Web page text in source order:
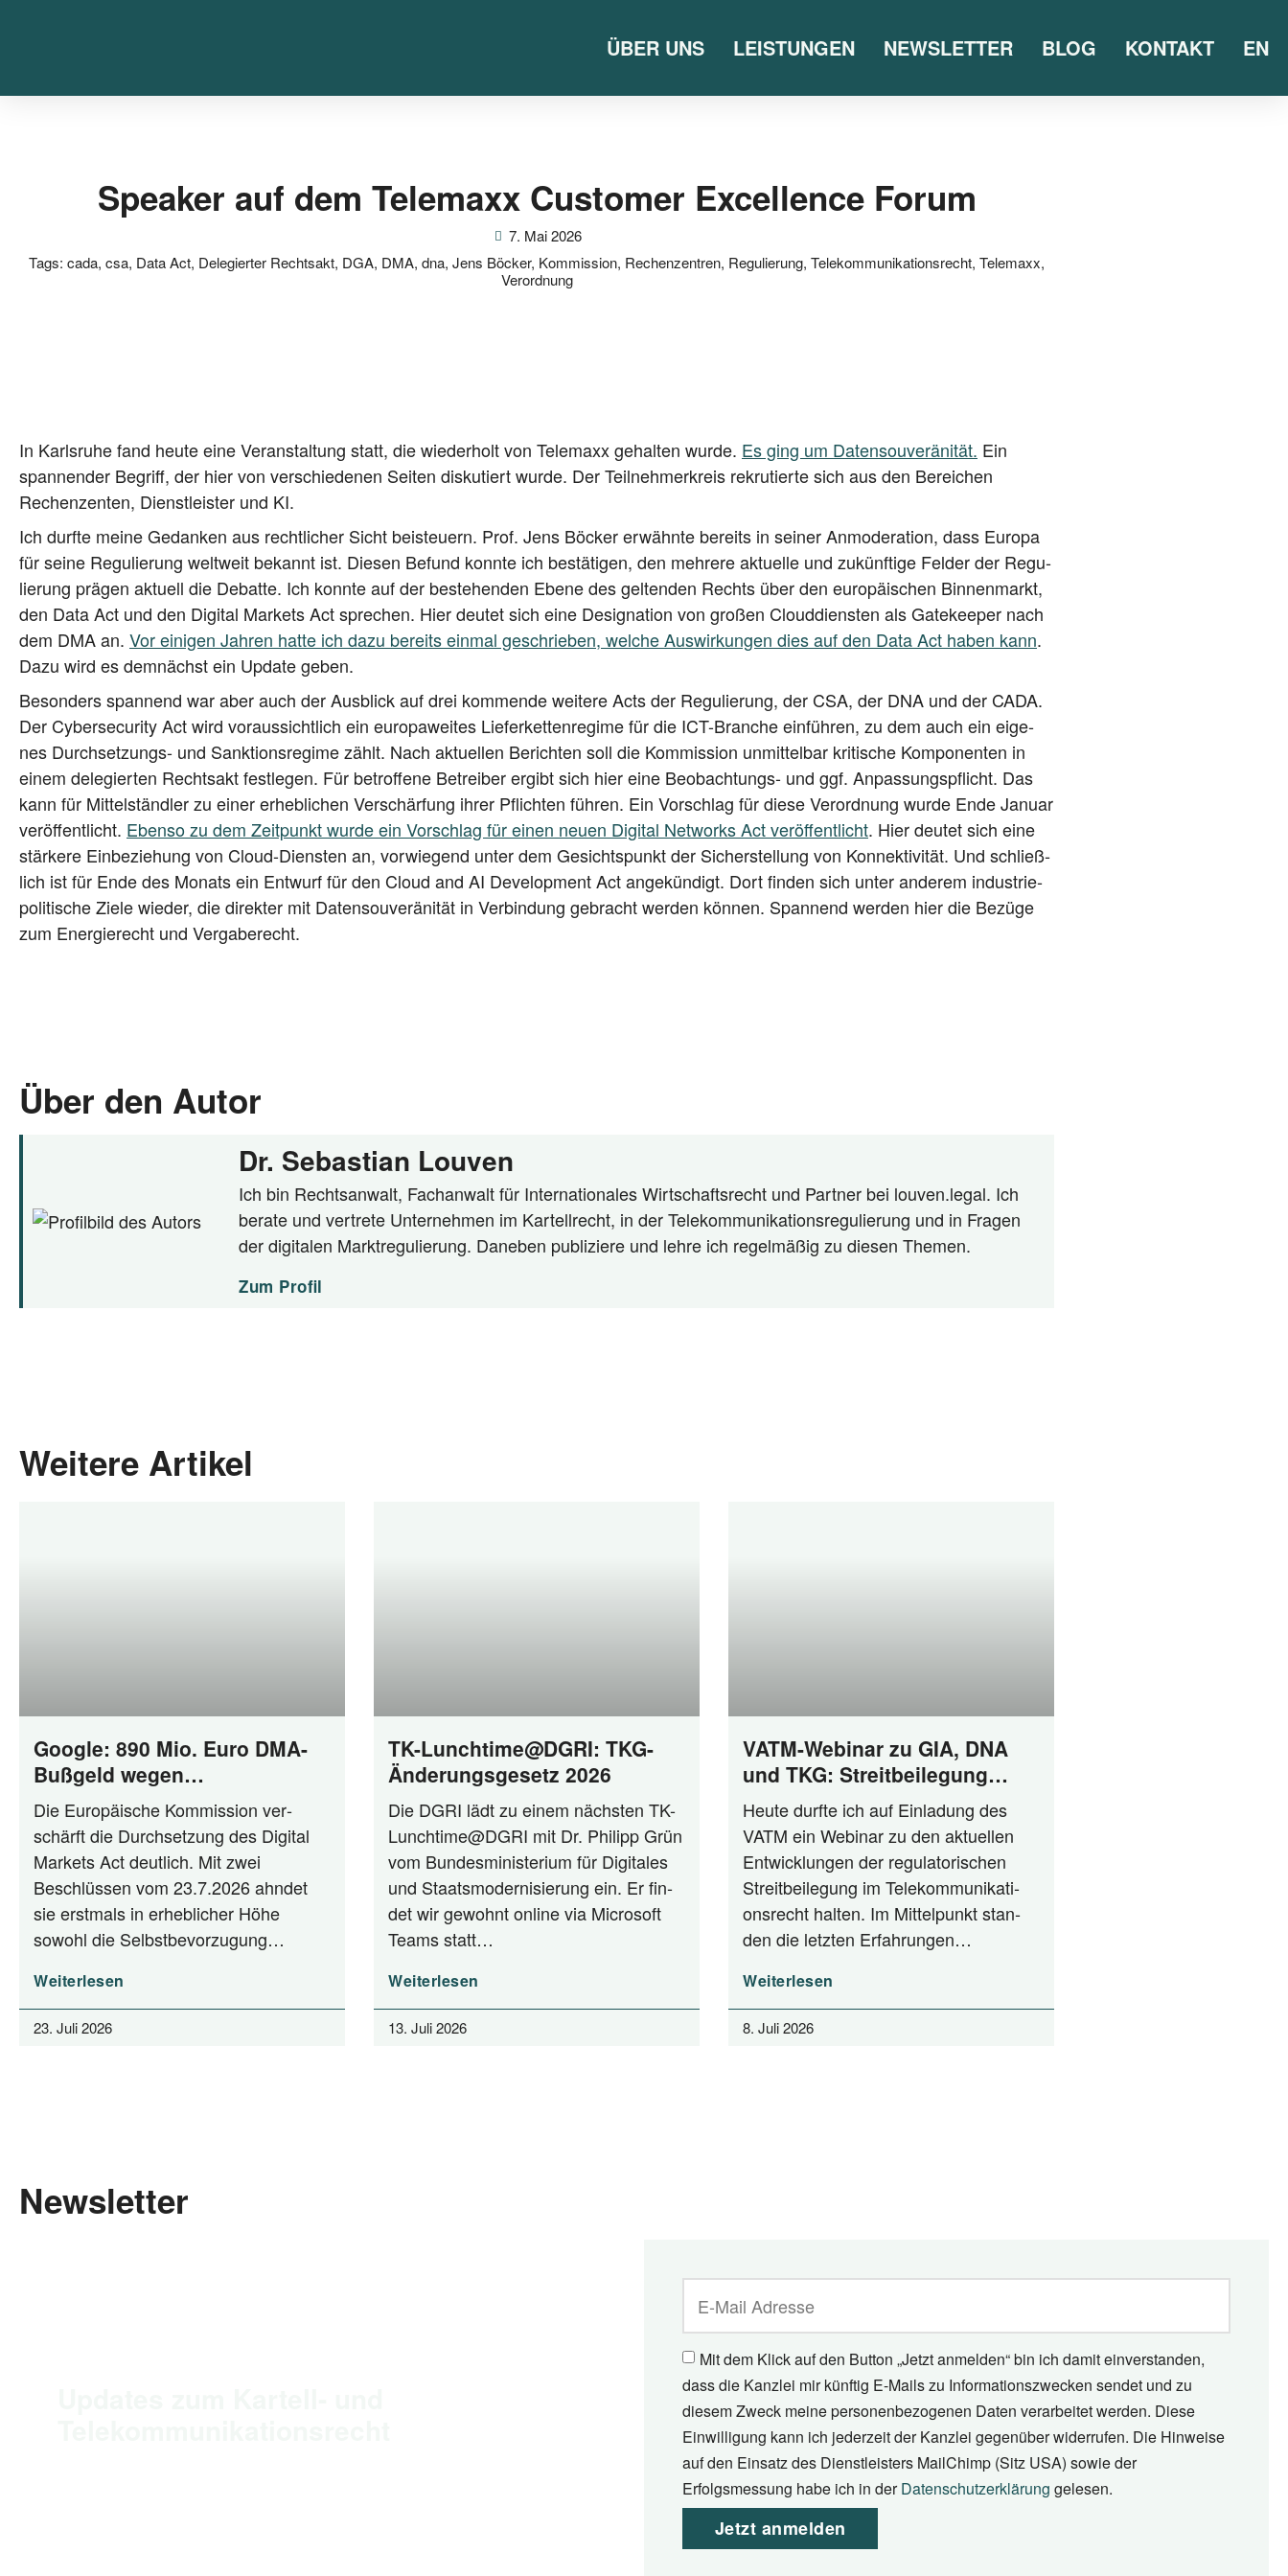
ÜBER UNS LEISTUNGEN NEWSLETTER BLOG KONTAKT EN
Speaker auf dem Telemaxx Customer Excellence Forum
7. Mai 2026
Tags: cada, csa, Data Act, Delegierter Rechtsakt, DGA, DMA, dna, Jens Böcker, Kommission, Rechenzentren, Regulierung, Telekommunikationsrecht, Telemaxx,
Verordnung
In Karls­ru­he fand heu­te eine Ver­an­stal­tung statt, die wie­der­holt von Tele­ma­xx gehal­ten wur­de. Es ging um Daten­sou­ve­rä­ni­tät. Ein
span­nen­der Begriff, der hier von ver­schie­de­nen Sei­ten dis­ku­tiert wur­de. Der Teil­neh­mer­kreis rekru­tier­te sich aus den Berei­chen
Rechen­zen­ten, Dienst­leis­ter und KI.
Ich durf­te mei­ne Gedan­ken aus recht­li­cher Sicht bei­steu­ern. Prof. Jens Böcker erwähn­te bereits in sei­ner Anmo­de­ra­ti­on, dass Euro­pa
für sei­ne Regu­lie­rung welt­weit bekannt ist. Die­sen Befund konn­te ich bestä­ti­gen, den meh­re­re aktu­el­le und zukünf­ti­ge Fel­der der Regu­
lie­rung prä­gen aktu­ell die Debat­te. Ich konn­te auf der bestehen­den Ebe­ne des gel­ten­den Rechts über den euro­päi­schen Bin­nen­markt,
den Data Act und den Digi­tal Mar­kets Act spre­chen. Hier deu­tet sich eine Desi­gna­ti­on von gro­ßen Cloud­diens­ten als Gate­kee­per nach
dem DMA an. Vor eini­gen Jah­ren hat­te ich dazu bereits ein­mal geschrie­ben, wel­che Aus­wir­kun­gen dies auf den Data Act haben kann.
Dazu wird es dem­nächst ein Update geben.
Beson­ders span­nend war aber auch der Aus­blick auf drei kom­men­de wei­te­re Acts der Regu­lie­rung, der CSA, der DNA und der CADA.
Der Cyber­se­cu­ri­ty Act wird vor­aus­sicht­lich ein euro­pa­wei­tes Lie­fer­ket­ten­re­gime für die ICT-Bran­che ein­füh­ren, zu dem auch ein eige­
nes Durch­set­zungs- und Sank­ti­ons­re­gime zählt. Nach aktu­el­len Berich­ten soll die Kom­mis­si­on unmit­tel­bar kri­ti­sche Kom­po­nen­ten in
einem dele­gier­ten Rechts­akt fest­le­gen. Für betrof­fe­ne Betrei­ber ergibt sich hier eine Beob­ach­tungs- und ggf. Anpas­sungs­pflicht. Das
kann für Mit­tel­ständ­ler zu einer erheb­li­chen Ver­schär­fung ihrer Pflich­ten füh­ren. Ein Vor­schlag für die­se Ver­ord­nung wur­de Ende Janu­ar
ver­öf­fent­licht. Eben­so zu dem Zeit­punkt wur­de ein Vor­schlag für einen neu­en Digi­tal Net­works Act ver­öf­fent­licht. Hier deu­tet sich eine
stär­ke­re Ein­be­zie­hung von Cloud-Diens­ten an, vor­wie­gend unter dem Gesichts­punkt der Sicher­stel­lung von Kon­nek­ti­vi­tät. Und schließ­
lich ist für Ende des Monats ein Ent­wurf für den Cloud and AI Deve­lo­p­ment Act ange­kün­digt. Dort fin­den sich unter ande­rem indus­trie­
po­li­ti­sche Zie­le wie­der, die direk­ter mit Daten­sou­ve­rä­ni­tät in Ver­bin­dung gebracht wer­den kön­nen. Span­nend wer­den hier die Bezü­ge
zum Ener­gie­recht und Vergaberecht.
Über den Autor
Dr. Sebastian Louven
Ich bin Rechtsanwalt, Fachanwalt für Internationales Wirtschaftsrecht und Partner bei louven.legal. Ich
berate und vertrete Unternehmen im Kartellrecht, in der Telekommunikationsregulierung und in Fragen
der digitalen Marktregulierung. Daneben publiziere und lehre ich regelmäßig zu diesen Themen.
Zum Profil
Weitere Artikel
Google: 890 Mio. Euro DMA-
Bußgeld wegen
Selbstbevorzugung und Anti-
Steering
Die Euro­päi­sche Kom­mis­si­on ver­
schärft die Durch­set­zung des Digi­tal
Mar­kets Act deut­lich. Mit zwei
Beschlüs­sen vom 23.7.2026 ahn­det
sie erst­mals in erheb­li­cher Höhe
sowohl die Selbstbevorzugung…
Weiterlesen
23. Juli 2026
TK-Lunchtime@DGRI: TKG-
Änderungsgesetz 2026
Die DGRI lädt zu einem nächs­ten TK-
Lunchtime@DGRI mit Dr. Phil­ipp Grün
vom Bun­des­mi­nis­te­ri­um für Digi­ta­les
und Staats­mo­der­ni­sie­rung ein. Er fin­
det wir gewohnt online via Micro­soft
Teams statt…
Weiterlesen
13. Juli 2026
VATM-Webinar zu GIA, DNA
und TKG: Streitbeilegung
zwischen Anspruch und
Praxis
Heu­te durf­te ich auf Ein­la­dung des
VATM ein Web­i­nar zu den aktu­el­len
Ent­wick­lun­gen der regu­la­to­ri­schen
Streit­bei­le­gung im Tele­kom­mu­ni­ka­ti­
ons­recht hal­ten. Im Mit­tel­punkt stan­
den die letz­ten Erfahrungen…
Weiterlesen
8. Juli 2026
Newsletter
Mit dem Klick auf den Button „Jetzt anmelden“ bin ich damit einverstanden,
dass die Kanzlei mir künftig E-Mails zu Informationszwecken sendet und zu
diesem Zweck meine personenbezogenen Daten verarbeitet werden. Diese
Einwilligung kann ich jederzeit der Kanzlei gegenüber widerrufen. Die Hinweise
auf den Einsatz des Dienstleisters MailChimp (Sitz USA) sowie der
Erfolgsmessung habe ich in derDatenschutzerklärung gelesen.
Jetzt anmelden